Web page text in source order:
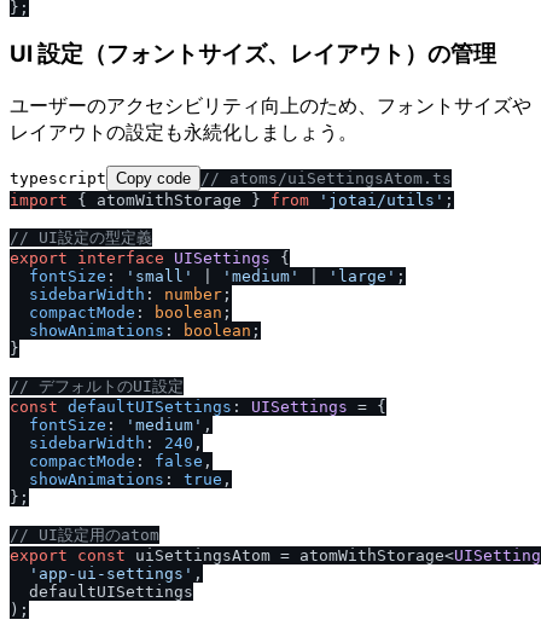
UI 設定（フォントサイズ、レイアウト）の管理
ユーザーのアクセシビリティ向上のため、フォントサイズや
レイアウトの設定も永続化しましょう。
typescript Copy code // atoms/uiSettingsAtom.ts
import { atomWithStorage } from 'jotai/utils' ;
// UI設定の型定義
export
interface UISettings {
fontSize : 'small' 'medium' 'large' ;
sidebarWidth : number ;
compactMode : boolean ;
showAnimations : boolean ;
}
// デフォルトのUI設定
const defaultUISettings : UISettings = {
fontSize : 'medium' ,
sidebarWidth : 240 ,
compactMode : false ,
showAnimations : true ,
};
// UI設定用のatom
export
const uiSettingsAtom = atomWithStorage<
'app-ui-settings' ,
  defaultUISettings
);